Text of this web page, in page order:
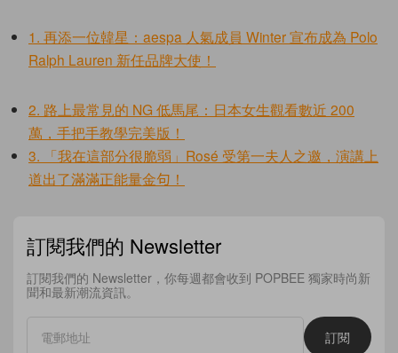
1. 再添一位韓星：aespa 人氣成員 Winter 宣布成為 Polo
Ralph Lauren 新任品牌大使！
2. 路上最常見的 NG 低馬尾：日本女生觀看數近 200
萬，手把手教學完美版！
3. 「我在這部分很脆弱」Rosé 受第一夫人之邀，演講上
道出了滿滿正能量金句！
訂閱我們的 Newsletter
訂閱我們的 Newsletter，你每週都會收到 POPBEE 獨家時尚新
聞和最新潮流資訊。
訂閱